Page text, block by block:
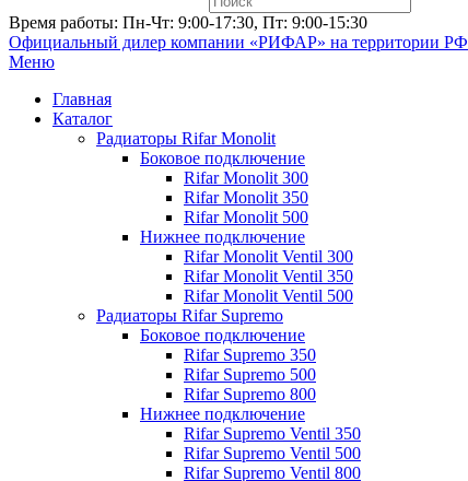
Время работы: Пн-Чт: 9:00-17:30, Пт: 9:00-15:30
Официальный дилер компании «РИФАР» на территории РФ
Меню
Главная
Каталог
Радиаторы Rifar Monolit
Боковое подключение
Rifar Monolit 300
Rifar Monolit 350
Rifar Monolit 500
Нижнее подключение
Rifar Monolit Ventil 300
Rifar Monolit Ventil 350
Rifar Monolit Ventil 500
Радиаторы Rifar Supremo
Боковое подключение
Rifar Supremo 350
Rifar Supremo 500
Rifar Supremo 800
Нижнее подключение
Rifar Supremo Ventil 350
Rifar Supremo Ventil 500
Rifar Supremo Ventil 800